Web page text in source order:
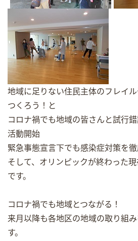
地域に足りない住民主体のフレイ
つくろう！と
コロナ禍でも地域の皆さんと試行
活動開始
緊急事態宣言下でも感染症対策を
そして、オリンピックが終わった
です。
コロナ禍でも地域とつながる！
来月以降も各地区の地域の取り組
す。